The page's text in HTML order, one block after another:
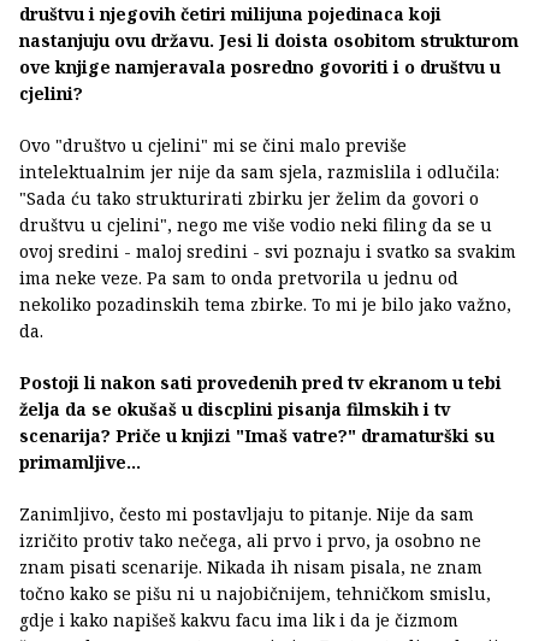
društvu i njegovih četiri milijuna pojedinaca koji
nastanjuju ovu državu. Jesi li doista osobitom strukturom
ove knjige namjeravala posredno govoriti i o društvu u
cjelini?
Ovo "društvo u cjelini" mi se čini malo previše
intelektualnim jer nije da sam sjela, razmislila i odlučila:
"Sada ću tako strukturirati zbirku jer želim da govori o
društvu u cjelini", nego me više vodio neki filing da se u
ovoj sredini - maloj sredini - svi poznaju i svatko sa svakim
ima neke veze. Pa sam to onda pretvorila u jednu od
nekoliko pozadinskih tema zbirke. To mi je bilo jako važno,
da.
Postoji li nakon sati provedenih pred tv ekranom u tebi
želja da se okušaš u discplini pisanja filmskih i tv
scenarija? Priče u knjizi "Imaš vatre?" dramaturški su
primamljive...
Zanimljivo, često mi postavljaju to pitanje. Nije da sam
izričito protiv tako nečega, ali prvo i prvo, ja osobno ne
znam pisati scenarije. Nikada ih nisam pisala, ne znam
točno kako se pišu ni u najobičnijem, tehničkom smislu,
gdje i kako napišeš kakvu facu ima lik i da je čizmom